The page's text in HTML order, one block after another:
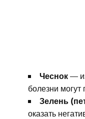
Чеснок —
болезни могут
Зелень
оказать